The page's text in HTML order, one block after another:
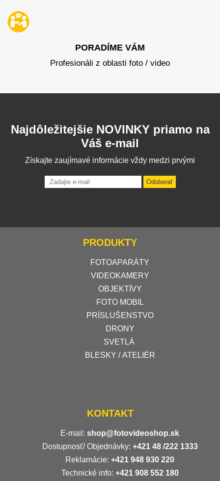
PORADÍME VÁM
Profesionáli z oblasti foto / video
Najdôležitejšie NOVINKY priamo na
Váš e-mail
Získajte zaujímavé informácie vždy medzi prvými
Odoberať
PRODUKTY
FOTOAPARÁTY
VIDEOKAMERY
OBJEKTÍVY
FOTO MOBIL
PRÍSLUŠENSTVO
DRONY
SVETLÁ
BLESKY / ATELIÉR
KONTAKT
E-mail: shop@fotovideoshop.sk
Dostupnosť/ Objednávky: +421 48 /222 1333
Reklamácie: +421 948 930 220
Technické info: +421 908 552 180